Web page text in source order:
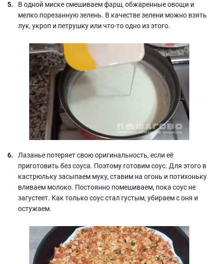
В одной миске смешиваем фарш, обжаренные овощи и
мелко порезанную зелень. В качестве зелени можно взять
лук, укроп и петрушку или что-то одно из этого.
Лазанье потеряет свою оригинальность, если её
приготовить без соуса. Поэтому готовим соус. Для этого в
кастрюльку засыпаем муку, ставим на огонь и потихоньку
вливаем молоко. Постоянно помешиваем, пока соус не
загустеет. Как только соус стал густым, убираем с оня и
остужаем.